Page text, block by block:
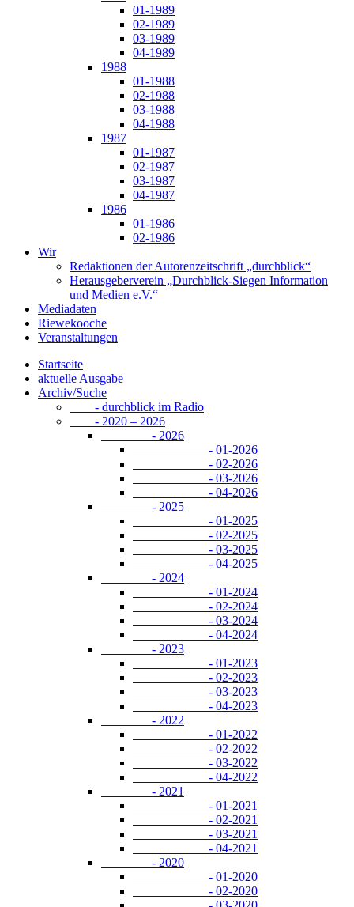
01-1989
02-1989
03-1989
04-1989
1988
01-1988
02-1988
03-1988
04-1988
1987
01-1987
02-1987
03-1987
04-1987
1986
01-1986
02-1986
Wir
Redaktionen der Autorenzeitschrift „durchblick“
Herausgeberverein „Durchblick-Siegen Information
und Medien e.V.“
Mediadaten
Riewekooche
Veranstaltungen
Startseite
aktuelle Ausgabe
Archiv/Suche
- durchblick im Radio
- 2020 – 2026
- 2026
- 01-2026
- 02-2026
- 03-2026
- 04-2026
- 2025
- 01-2025
- 02-2025
- 03-2025
- 04-2025
- 2024
- 01-2024
- 02-2024
- 03-2024
- 04-2024
- 2023
- 01-2023
- 02-2023
- 03-2023
- 04-2023
- 2022
- 01-2022
- 02-2022
- 03-2022
- 04-2022
- 2021
- 01-2021
- 02-2021
- 03-2021
- 04-2021
- 2020
- 01-2020
- 02-2020